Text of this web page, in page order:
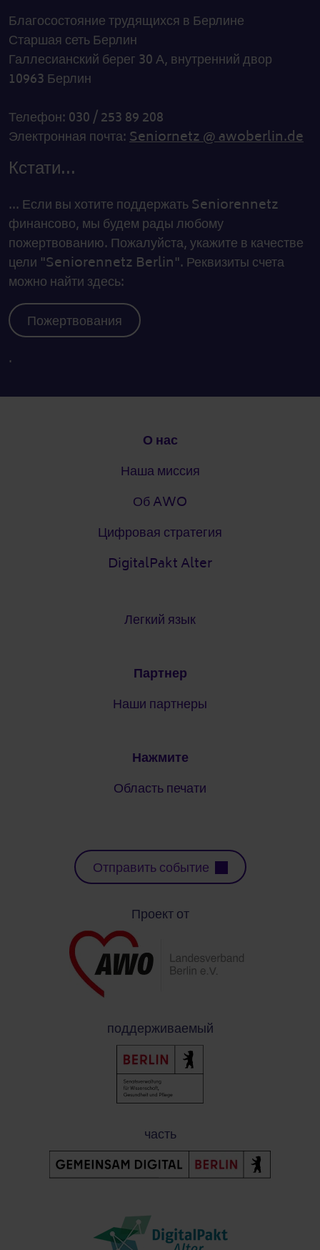
Благосостояние трудящихся в Берлине
Старшая сеть Берлин
Галлесианский берег 30 А, внутренний двор
10963 Берлин
Телефон: 030 / 253 89 208
Электронная почта:Seniornetz @ awoberlin.de
Кстати...
... Если вы хотите поддержать Seniorennetz
финансово, мы будем рады любому
пожертвованию. Пожалуйста, укажите в качестве
цели "Seniorennetz Berlin". Реквизиты счета
можно найти здесь:
Пожертвования
.
О нас
Наша миссия
Об AWO
Цифровая стратегия
DigitalPakt Alter
Легкий язык
Партнер
Наши партнеры
Нажмите
Область печати
Отправить событие
Проект от
поддерживаемый
часть